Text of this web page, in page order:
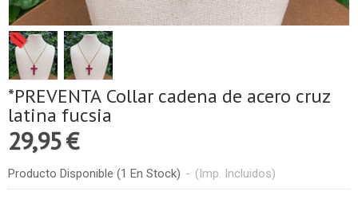
*PREVENTA Collar cadena de acero cruz
latina fucsia
29,95 €
Producto Disponible (1 En Stock) - (Imp. Incluidos)